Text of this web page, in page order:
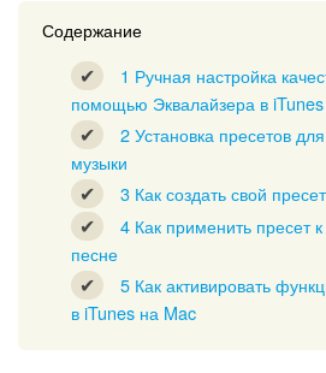
Содержание
1 Ручная настройка
помощью Эквалайзера в iTunes
2Установка пресетов
музыки
3 Как создать свой пресет
4 Как применить пресет
песне
5 Как активировать
в iTunes на Mac